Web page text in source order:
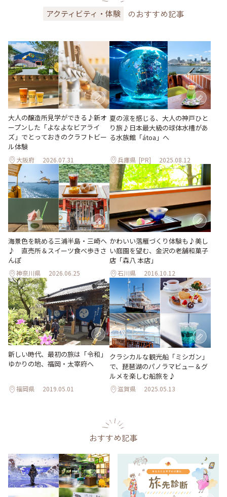
アクティビティ・体験 のおすすめ記事
大人の醸造所見学ができる♪新オ
ープンした「よなよなビアライ
ズ」でとっておきのクラフトビー
ル体験
大阪府 2026.07.31
夏の涼を感じる、大人の神戸ひと
り旅♪日本最大級の球体水槽があ
る水族館「átoa」へ
兵庫県 [PR] 2025.08.12
海景色を眺める三浦半島・三崎へ
♪ 直売所＆スイーツ食べ歩きさ
んぽ
神奈川県 2026.06.25
かわいい落雁づくり体験も♪美し
い庭園を望む、金沢の老舗和菓子
店「森八 本店」
石川県 2016.10.12
新しい時代、最初の旅は「令和」
ゆかりの地、福岡・太宰府へ
福岡県 2019.05.01
クラシカルな観光船「ミシガン」
で、琵琶湖のパノラマビュー＆グ
ルメを楽しむ船旅を♪
滋賀県 2025.05.13
おすすめ記事